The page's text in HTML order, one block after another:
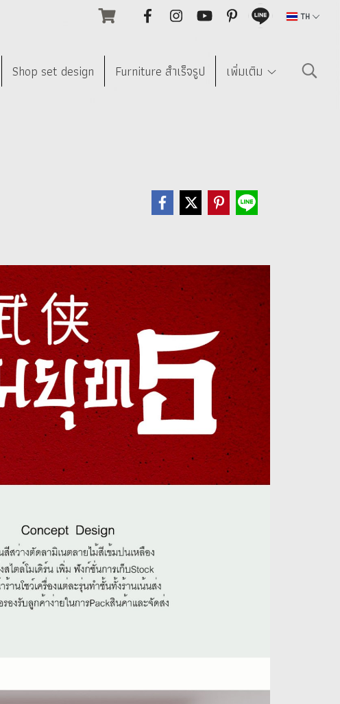
TH
Shop set design Furniture สำเร็จรูป เพิ่มเติม